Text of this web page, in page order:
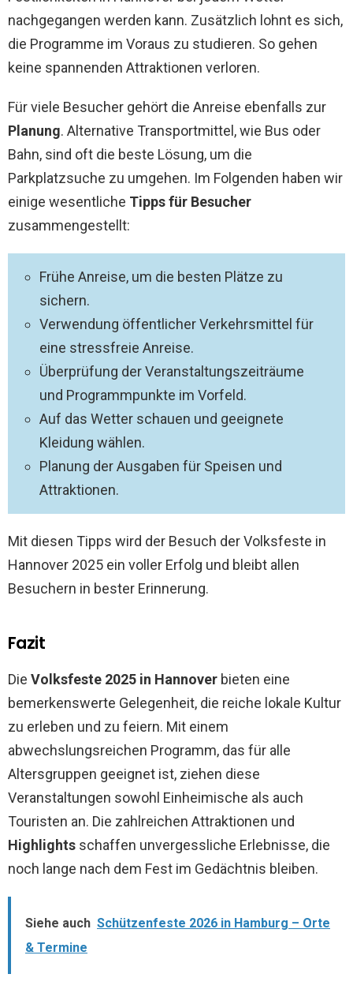
nachgegangen werden kann. Zusätzlich lohnt es sich,
die Programme im Voraus zu studieren. So gehen
keine spannenden Attraktionen verloren.
Für viele Besucher gehört die Anreise ebenfalls zur
Planung. Alternative Transportmittel, wie Bus oder
Bahn, sind oft die beste Lösung, um die
Parkplatzsuche zu umgehen. Im Folgenden haben wir
einige wesentliche Tipps für Besucher
zusammengestellt:
Frühe Anreise, um die besten Plätze zu
sichern.
Verwendung öffentlicher Verkehrsmittel für
eine stressfreie Anreise.
Überprüfung der Veranstaltungszeiträume
und Programmpunkte im Vorfeld.
Auf das Wetter schauen und geeignete
Kleidung wählen.
Planung der Ausgaben für Speisen und
Attraktionen.
Mit diesen Tipps wird der Besuch der Volksfeste in
Hannover 2025 ein voller Erfolg und bleibt allen
Besuchern in bester Erinnerung.
Fazit
Die Volksfeste 2025 in Hannover bieten eine
bemerkenswerte Gelegenheit, die reiche lokale Kultur
zu erleben und zu feiern. Mit einem
abwechslungsreichen Programm, das für alle
Altersgruppen geeignet ist, ziehen diese
Veranstaltungen sowohl Einheimische als auch
Touristen an. Die zahlreichen Attraktionen und
Highlights schaffen unvergessliche Erlebnisse, die
noch lange nach dem Fest im Gedächtnis bleiben.
Siehe auch Schützenfeste 2026 in Hamburg – Orte
& Termine